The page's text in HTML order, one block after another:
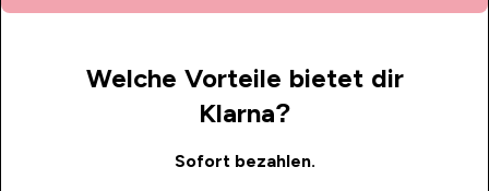
Welche Vorteile bietet dir
Klarna?
Sofort bezahlen.